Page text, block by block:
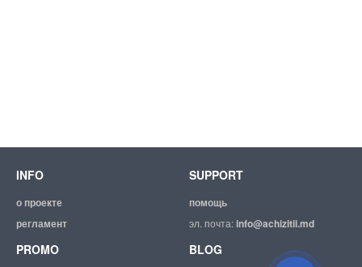
INFO
о проекте
регламент
SUPPORT
помощь
эл. почта:info@achizitii.md
PROMO BLOG